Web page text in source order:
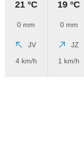
21 °C
0 mm
JV
4 km/h
19 °C
0 mm
JZ
1 km/h